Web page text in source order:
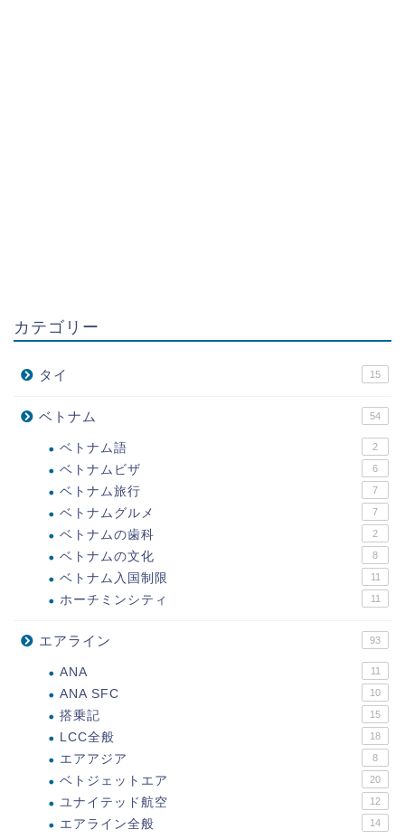
カテゴリー
タイ 15
ベトナム 54
ベトナム語 2
ベトナムビザ 6
ベトナム旅行 7
ベトナムグルメ 7
ベトナムの歯科 2
ベトナムの文化 8
ベトナム入国制限 11
ホーチミンシティ 11
エアライン 93
ANA 11
ANA SFC 10
搭乗記 15
LCC全般 18
エアアジア 8
ベトジェットエア 20
ユナイテッド航空 12
エアライン全般 14